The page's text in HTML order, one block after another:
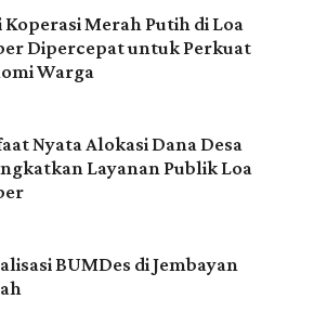
Koperasi Merah Putih di Loa
Dipercepat untuk Perkuat
Warga
Nyata Alokasi Dana Desa
Layanan Publik Loa
BUMDes di Jembayan